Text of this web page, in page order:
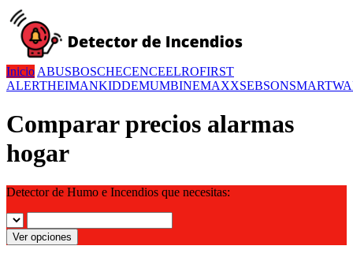
Inicio ABUSBOSCHECENCEELROFIRST
ALERTHEIMANKIDDEMUMBINEMAXXSEBSON
Comparar precios alarmas
hogar
Detector de Humo e Incendios que necesitas:
Ver opciones